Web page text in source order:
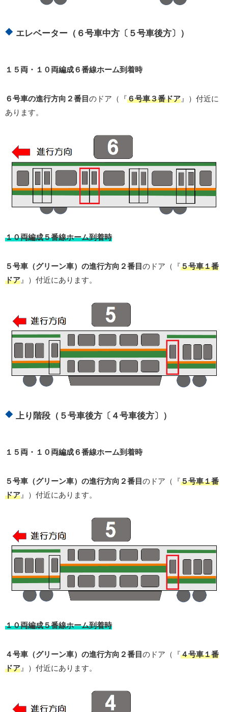
エレベーター（６号車中方〔５号車後方〕）
１５両・１０両編成６番線ホーム到着時
６号車の進行方向２番目 のドア（『６号車３番ドア 』）付近に
あります。
１０両編成５番線ホーム到着時
５号車（グリーン車）の進行方向２番目 のドア（『５号車１番
ドア 』）付近にあります。
上り階段（５号車後方〔４号車後方〕）
１５両・１０両編成６番線ホーム到着時
５号車（グリーン車）の進行方向２番目 のドア（『５号車１番
ドア 』）付近にあります。
１０両編成５番線ホーム到着時
４号車（グリーン車）の進行方向２番目 のドア（『４号車１番
ドア 』）付近にあります。